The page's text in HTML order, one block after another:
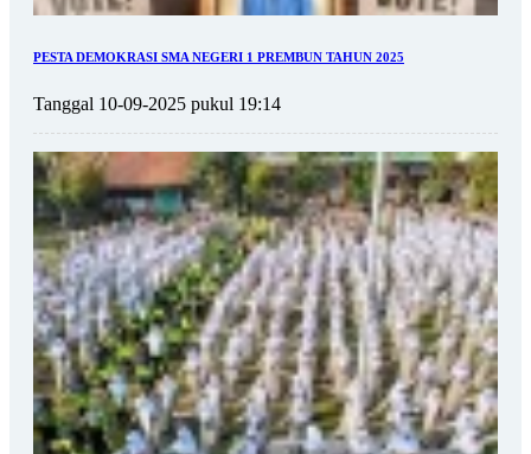
PESTA DEMOKRASI SMA NEGERI 1 PREMBUN TAHUN 2025
Tanggal 10-09-2025 pukul 19:14